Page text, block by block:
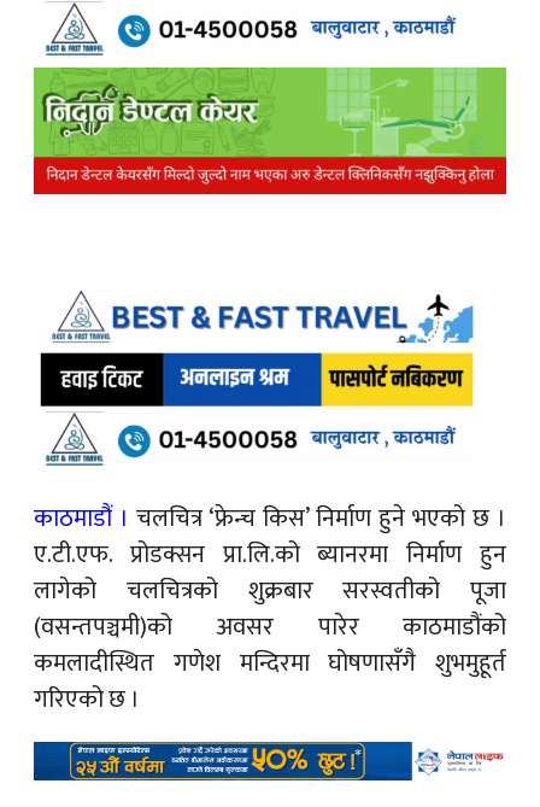
काठमाडौं । चलचित्र ‘फ्रेन्च किस’ निर्माण हुने भएको छ ।
ए.टी.एफ. प्रोडक्सन प्रा.लि.को ब्यानरमा निर्माण हुन
लागेको चलचित्रको शुक्रबार सरस्वतीको पूजा
(वसन्तपञ्चमी)को अवसर पारेर काठमाडौंको
कमलादीस्थित गणेश मन्दिरमा घोषणासँगै शुभमुहूर्त
गरिएको छ ।